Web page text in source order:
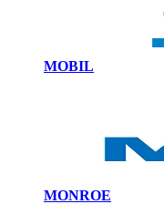
MOBIL
MONROE